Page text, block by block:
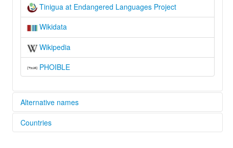
Tinigua at Endangered Languages Project
Wikidata
Wikipedia
PHOIBLE
Alternative names
elcat:
Countries